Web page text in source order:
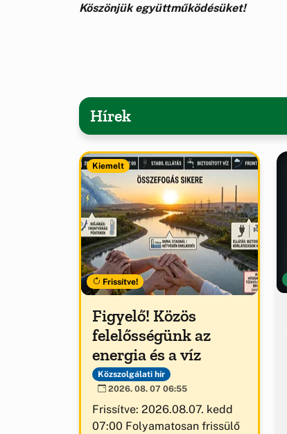
Köszönjük együttműködésüket!
Hírek
Kiemelt
Frissítve!
Figyelő! Közös
felelősségünk az
energia és a víz
Közszolgálati hír
2026. 08. 07 06:55
Frissítve: 2026.08.07. kedd
07:00 Folyamatosan frissülő